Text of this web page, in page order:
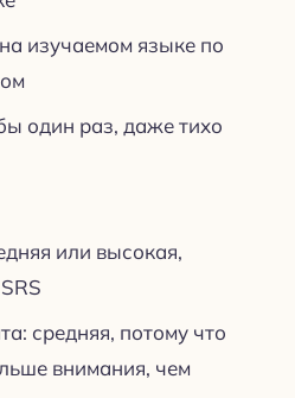
изучаемом языке по
один раз, даже тихо
или высокая,
средняя, потому что
внимания, чем